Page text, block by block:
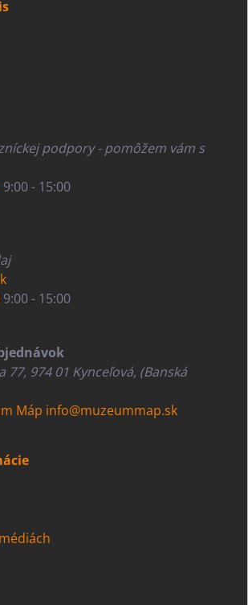
podpory - pomôžem vám s
9:00 - 15:00
9:00 - 15:00
77, 974 01 Kynceľová, (Banská
Máp info@muzeummap.sk